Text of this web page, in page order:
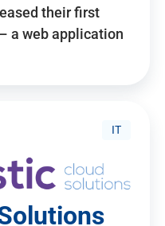
their first
a web application
IT